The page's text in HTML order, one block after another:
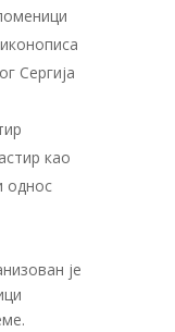
Сергија
као
однос
је